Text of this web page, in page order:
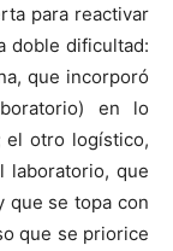
para reactivar
doble dificultad:
que incorporó
en lo
el otro logístico,
laboratorio, que
que se topa con
que se priorice